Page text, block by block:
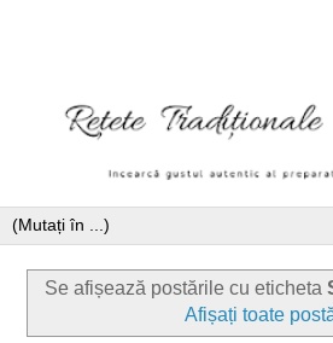
Se afișează postările cu eticheta
Afișați toate